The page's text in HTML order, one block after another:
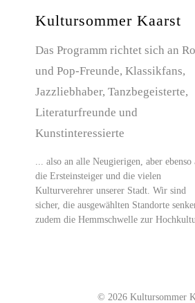
Kultursommer Kaarst
Das Programm richtet sich an
und Pop-Freunde, Klassikfans,
Jazzliebhaber, Tanzbegeisterte,
Literaturfreunde und
Kunstinteressierte
... also an alle Neugierigen, aber ebenso
die Ersteinsteiger und die vielen
Kulturverehrer unserer Stadt. Wir sind
sicher, die ausgewählten Standorte
zudem die Hemmschwelle zur
© 2026 Kultursommer